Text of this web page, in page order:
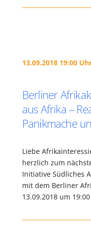
13.09.2018 19:00
Berliner
aus Afrika –
Panikmache
Liebe
herzlich zum
Initiative Südliches
mit dem Berliner
13.09.2018 um